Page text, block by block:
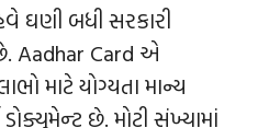
ઘણી બધી સરકારી
Aadhar Card એ
માટે યોગ્યતા માન્ય
છે. મોટી સંખ્યામાં